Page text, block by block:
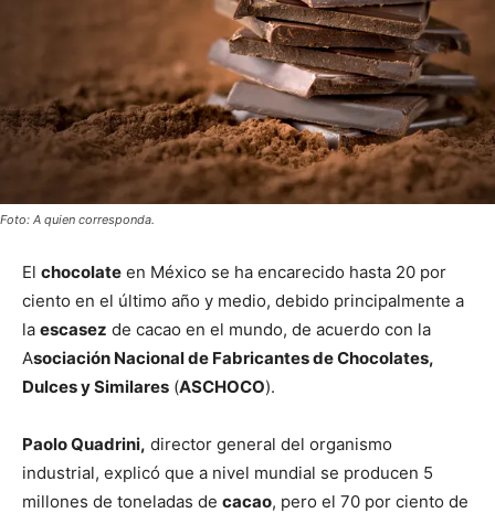
Foto: A quien corresponda.
El chocolate en México se ha encarecido hasta 20 por
ciento en el último año y medio, debido principalmente a
la escasez de cacao en el mundo, de acuerdo con la
Asociación Nacional de Fabricantes de Chocolates,
Dulces y Similares (ASCHOCO).
Paolo Quadrini, director general del organismo
industrial, explicó que a nivel mundial se producen 5
millones de toneladas de cacao, pero el 70 por ciento de